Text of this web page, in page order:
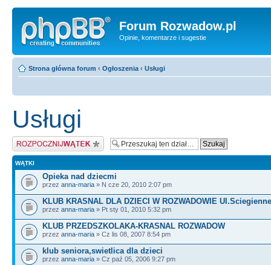
Forum Rozwadow.pl
Opinie, komentarze i sugestie
Strona główna forum ‹ Ogłoszenia ‹ Usługi
Usługi
Napisz wątek
WĄTKI
Opieka nad dziecmi
przez anna-maria » N cze 20, 2010 2:07 pm
KLUB KRASNAL DLA DZIECI W ROZWADOWIE
przez anna-maria » Pt sty 01, 2010 5:32 pm
KLUB PRZEDSZKOLAKA-KRASNAL ROZWADOW
przez anna-maria » Cz lis 08, 2007 8:54 pm
klub seniora,swietlica dla dzieci
przez anna-maria » Cz paź 05, 2006 9:27 pm